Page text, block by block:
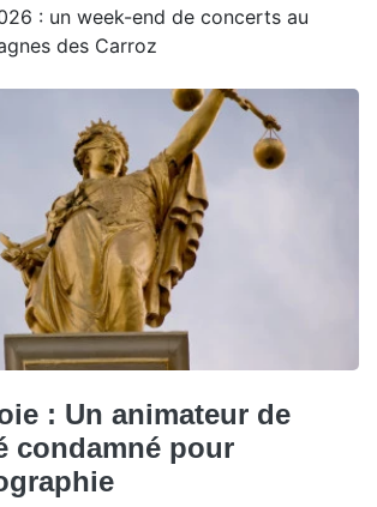
: un week-end de concerts au
des Carroz
: Un animateur de
condamné pour